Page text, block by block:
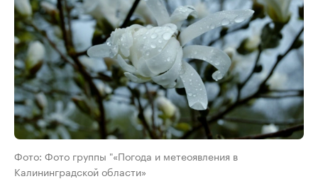
Фото: Фото группы "«Погода и метеоявления в
Калининградской области»